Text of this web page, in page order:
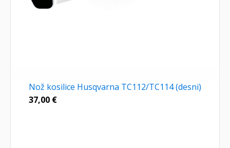
Nož kosilice Husqvarna TC112/TC114 (desni)
37,00 €